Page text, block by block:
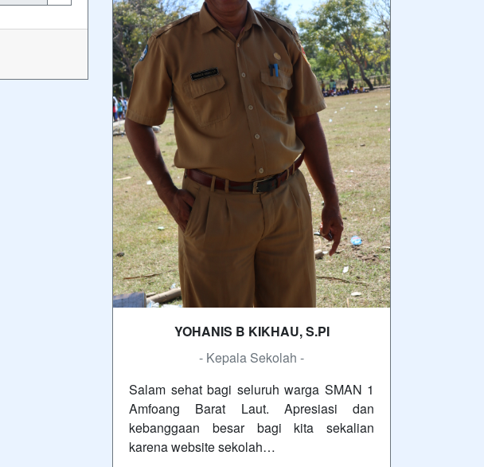
YOHANIS B KIKHAU, S.PI
- Kepala Sekolah -
Salam sehat bagi seluruh warga SMAN 1
Amfoang Barat Laut. Apresiasi dan
kebanggaan besar bagi kita sekalian
karena website sekolah…